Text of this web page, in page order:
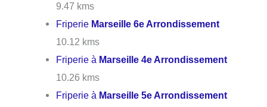
9.47 kms
Friperie Marseille 6e Arrondissement
10.12 kms
Friperie à Marseille 4e Arrondissement
10.26 kms
Friperie à Marseille 5e Arrondissement